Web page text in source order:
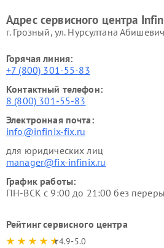
Адрес сервисного центра
г. Грозный, ул. Нурсултана
Горячая линия:
+7 (800) 301-55-83
Контактный телефон:
8 (800) 301-55-83
Электронная почта:
info@infinix-fix.ru
для юридических лиц
manager@fix-infinix.ru
График работы:
ПН-ВСК с 9:00 до 21:00 без
Рейтинг сервисного центра
4.9-5.0